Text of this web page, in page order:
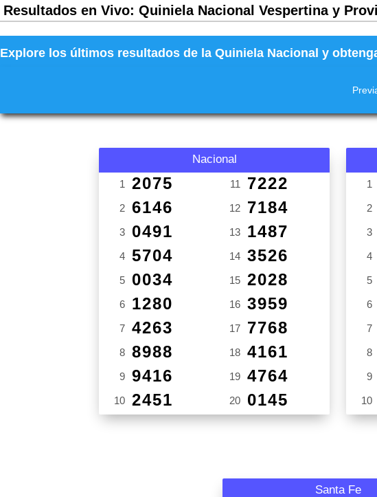
Resultados en Vivo: Quiniela Nacional Vespertina y
Explore los últimos resultados de la Quiniela Nacional y
Nacional
1 2075
2 6146
3 0491
4 5704
5 0034
6 1280
7 4263
8 8988
9 9416
10 2451
11 7222
12 7184
13 1487
14 3526
15 2028
16 3959
17 7768
18 4161
19 4764
20 0145
1
2
3
4
5
6
7
8
9
10
Santa Fe